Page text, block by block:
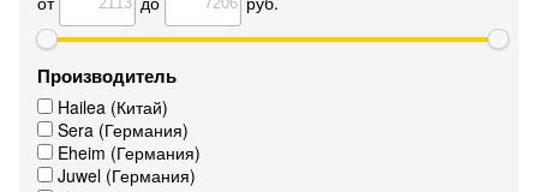
Производитель
Hailea (Китай)
Sera (Германия)
Eheim (Германия)
Juwel (Германия)